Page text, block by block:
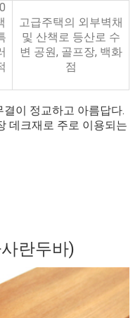
고급주택의 외부벽채
및 산책로 등산로 수
변 공원, 골프장, 백화
점
이 정교하고 아름답다.
데크재로 주로 이용되는
란두바)